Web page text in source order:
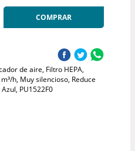
COMPRAR
de aire, Filtro HEPA,
h, Muy silencioso, Reduce
PU1522F0